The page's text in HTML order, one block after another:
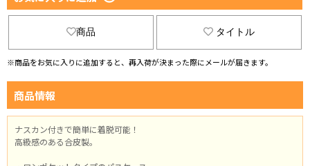
商品 タイトル
※商品をお気に入りに追加すると、再入荷が決まった際にメールが届きます。
商品情報
ナスカン付きで簡単に着脱可能！
高級感のある合皮製。